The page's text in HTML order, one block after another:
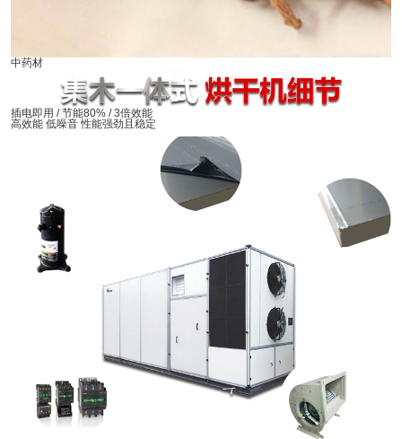
中药材
插电即用 / 节能80% / 3倍效能
高效能 低噪音 性能强劲且稳定